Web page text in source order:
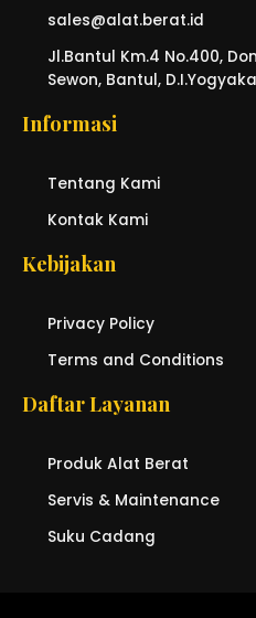
sales@alat.berat.id
Jl.Bantul Km.4 No.400,
Sewon, Bantul,
Informasi
Tentang Kami
Kontak Kami
Kebijakan
Privacy Policy
Terms and Conditions
Daftar Layanan
Produk Alat Berat
Servis & Maintenance
Suku Cadang